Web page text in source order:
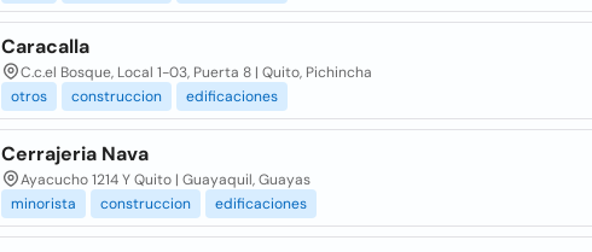
Caracalla
C.c.el Bosque, Local 1-03, Puerta 8 | Quito, Pichincha
otros
construccion edificaciones
Cerrajeria Nava
Ayacucho 1214 Y Quito | Guayaquil, Guayas
minorista
construccion edificaciones